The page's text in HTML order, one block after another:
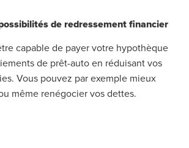
de redressement financier
capable de payer votre hypothèque
de prêt-auto en réduisant vos
Vous pouvez par exemple mieux
même renégocier vos dettes.